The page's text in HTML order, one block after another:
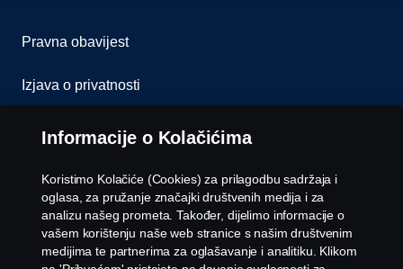
Pravna obavijest
Izjava o privatnosti
Kolačići
Kontaktirajte nas
Whistleblowing
Postavke Kolačića
Informacije o Kolačićima
Koristimo Kolačiće (Cookies) za prilagodbu sadržaja i
oglasa, za pružanje značajki društvenih medija i za
analizu našeg prometa. Također, dijelimo informacije o
vašem korištenju naše web stranice s našim društvenim
medijima te partnerima za oglašavanje i analitiku. Klikom